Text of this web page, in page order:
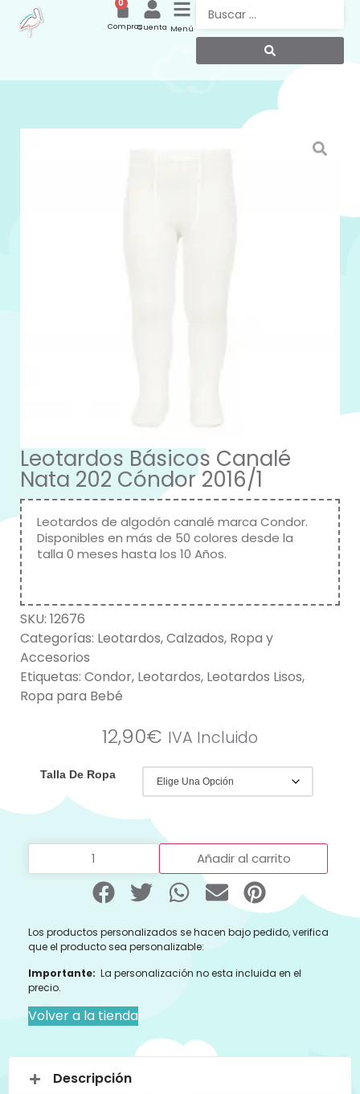
Menú
Cuenta
0
Compras
Leotardos Básicos Canalé
Nata 202 Cóndor 2016/1
Leotardos de algodón canalé marca Condor.
Disponibles en más de 50 colores desde la
talla 0 meses hasta los 10 Años.
SKU: 12676
Categorías: Leotardos,Calzados, Ropa y
Accesorios
Etiquetas: Condor, Leotardos, Leotardos Lisos,
Ropa para Bebé
12,90€ IVA Incluido
Talla De Ropa
Añadir al carrito
Los productos personalizados se hacen bajo pedido, verifica
que el producto sea personalizable:
Importante: La personalización no esta incluida en el
precio.
Volver a la tienda
Descripción